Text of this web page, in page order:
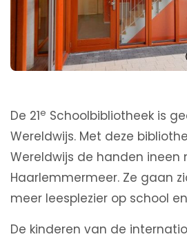
De 21e Schoolbibliotheek is
Wereldwijs. Met deze
Wereldwijs de handen ineen
Haarlemmermeer. Ze gaan
meer leesplezier op school
De kinderen van de